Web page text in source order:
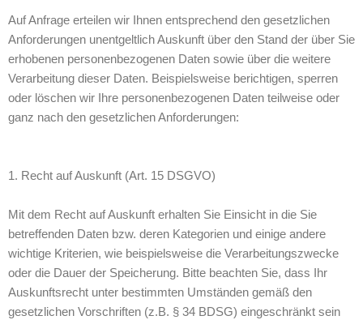
Auf Anfrage erteilen wir Ihnen entsprechend den gesetzlichen
Anforderungen unentgeltlich Auskunft über den Stand der über Sie
erhobenen personenbezogenen Daten sowie über die weitere
Verarbeitung dieser Daten. Beispielsweise berichtigen, sperren
oder löschen wir Ihre personenbezogenen Daten teilweise oder
ganz nach den gesetzlichen Anforderungen:
1. Recht auf Auskunft (Art. 15 DSGVO)
Mit dem Recht auf Auskunft erhalten Sie Einsicht in die Sie
betreffenden Daten bzw. deren Kategorien und einige andere
wichtige Kriterien, wie beispielsweise die Verarbeitungszwecke
oder die Dauer der Speicherung. Bitte beachten Sie, dass Ihr
Auskunftsrecht unter bestimmten Umständen gemäß den
gesetzlichen Vorschriften (z.B. § 34 BDSG) eingeschränkt sein